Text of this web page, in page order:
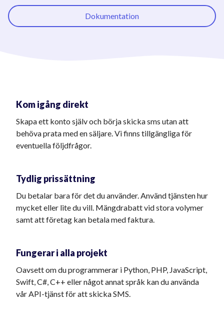
Dokumentation
Kom igång direkt
Skapa ett konto själv och börja skicka sms utan att
behöva prata med en säljare. Vi finns tillgängliga för
eventuella följdfrågor.
Tydlig prissättning
Du betalar bara för det du använder. Använd tjänsten hur
mycket eller lite du vill. Mängdrabatt vid stora volymer
samt att företag kan betala med faktura.
Fungerar i alla projekt
Oavsett om du programmerar i Python, PHP, JavaScript,
Swift, C#, C++ eller något annat språk kan du använda
vår API-tjänst för att skicka SMS.